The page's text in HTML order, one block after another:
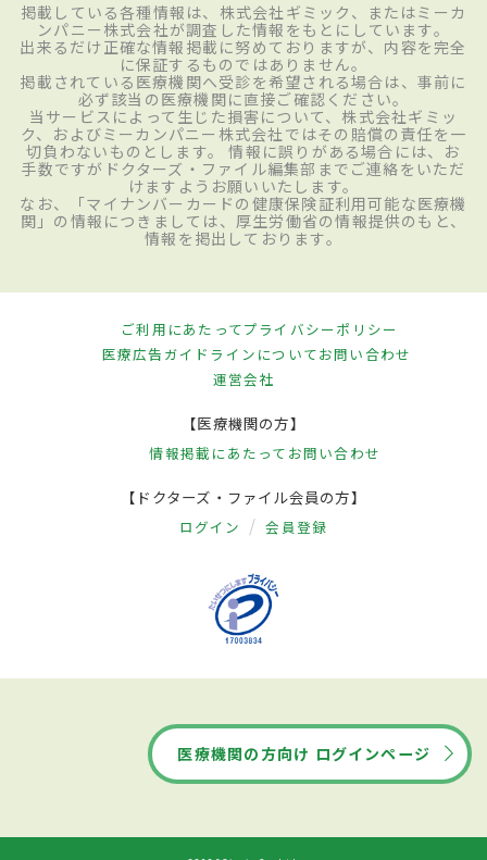
掲載している各種情報は、株式会社ギミック、またはミーカ
ンパニー株式会社が調査した情報をもとにしています。
出来るだけ正確な情報掲載に努めておりますが、内容を完全
に保証するものではありません。
掲載されている医療機関へ受診を希望される場合は、事前に
必ず該当の医療機関に直接ご確認ください。
当サービスによって生じた損害について、株式会社ギミッ
ク、およびミーカンパニー株式会社ではその賠償の責任を一
切負わないものとします。 情報に誤りがある場合には、お
手数ですがドクターズ・ファイル編集部までご連絡をいただ
けますようお願いいたします。
なお、「マイナンバーカードの健康保険証利用可能な医療機
関」の情報につきましては、厚生労働省の情報提供のもと、
情報を掲出しております。
ご利用にあたってプライバシーポリシー
医療広告ガイドラインについてお問い合わせ
運営会社
【医療機関の方】
情報掲載にあたって お問い合わせ
【ドクターズ・ファイル会員の方】
ログイン 会員登録
医療機関の方向け ログインページ